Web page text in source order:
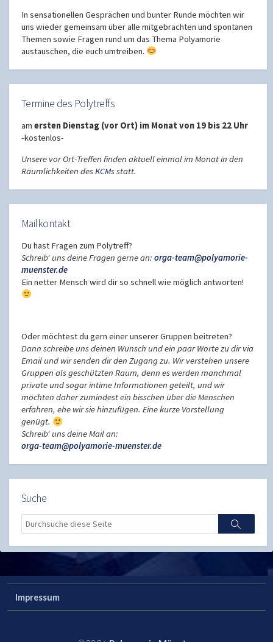
In sensationellen Gesprächen und bunter Runde möchten wir
uns wieder gemeinsam über alle mitgebrachten und spontanen
Themen sowie Fragen rund um das Thema Polyamorie
austauschen, die euch umtreiben.
Termine des Polytreffs
am ersten Dienstag (vor Ort) im Monat von 19 bis 22 Uhr
-kostenlos-
Unsere vor Ort-Treffen finden aktuell einmal im Monat in den
Räumlichkeiten desKCMs statt.
Mailkontakt
Du hast Fragen zum Polytreff?
Schreib‘ uns deine Fragen gerne an: orga-team@polyamorie-
muenster.de
Ein netter Mensch wird dir so schnell wie möglich antworten!
Oder möchtest du gern einer unserer Gruppen beitreten?
Dann schreibe uns deinen Wunsch und ein paar Worte zu dir via
Email und wir senden dir den Zugang zu. Wir verstehen unsere
Gruppen als geschützten Raum, denn es werden manchmal
private und sogar intime Informationen geteilt, und wir
möchten daher zumindest ein bisschen über die Menschen
erfahren, ehe wir sie hinzufügen. Eine kurze Vorstellung
genügt.
Schreib‘ uns deine Mail an:
orga-team@polyamorie-muenster.de
Suche
Search
Search
Impressum